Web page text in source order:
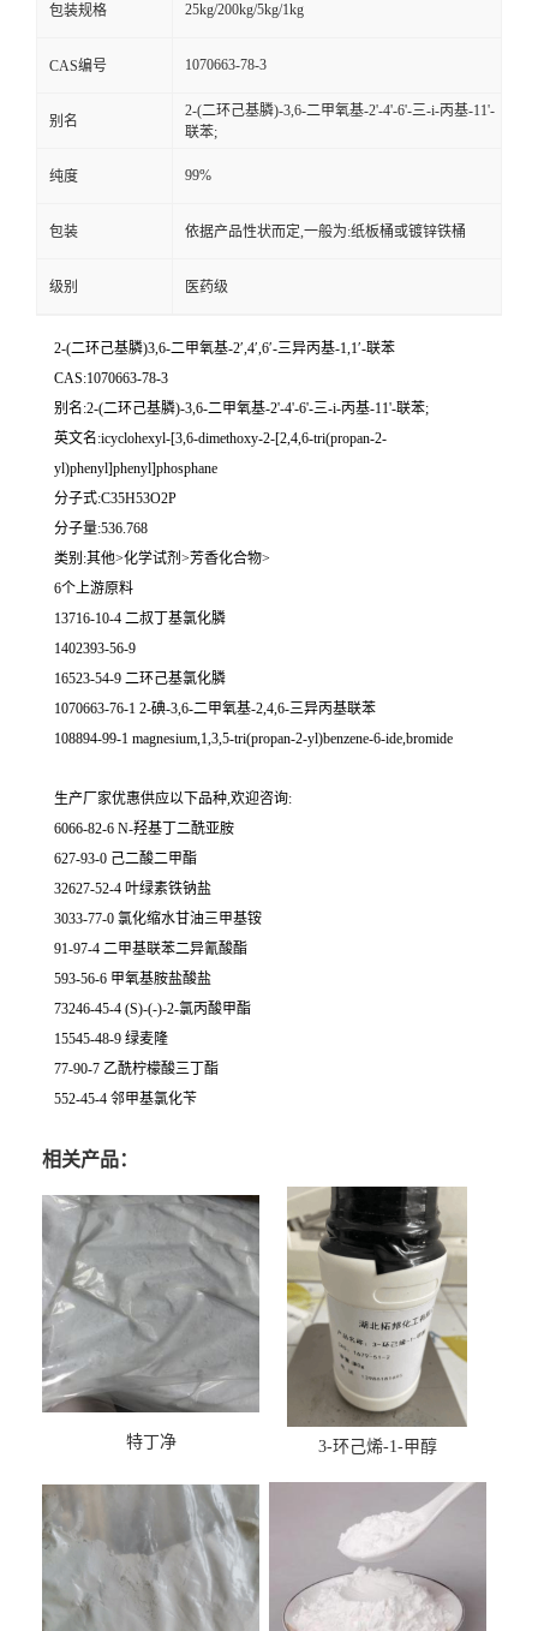
包装规格 25kg/200kg/5kg/1kg
CAS编号 1070663-78-3
别名
2-(二环己基膦)-3,6-二甲氧基-2'-4'-6'-三-i-丙基-11'-
联苯;
纯度 99%
包装 依据产品性状而定,一般为:纸板桶或镀锌铁桶
级别 医药级
2-(二环己基膦)3,6-二甲氧基-2′,4′,6′-三异丙基-1,1′-联苯
CAS:1070663-78-3
别名:2-(二环己基膦)-3,6-二甲氧基-2'-4'-6'-三-i-丙基-11'-联苯;
英文名:icyclohexyl-[3,6-dimethoxy-2-[2,4,6-tri(propan-2-
yl)phenyl]phenyl]phosphane
分子式:C35H53O2P
分子量:536.768
类别:其他>化学试剂>芳香化合物>
6个上游原料
13716-10-4 二叔丁基氯化膦
1402393-56-9
16523-54-9 二环己基氯化膦
1070663-76-1 2-碘-3,6-二甲氧基-2,4,6-三异丙基联苯
108894-99-1 magnesium,1,3,5-tri(propan-2-yl)benzene-6-ide,bromide
生产厂家优惠供应以下品种,欢迎咨询:
6066-82-6 N-羟基丁二酰亚胺
627-93-0 己二酸二甲酯
32627-52-4 叶绿素铁钠盐
3033-77-0 氯化缩水甘油三甲基铵
91-97-4 二甲基联苯二异氰酸酯
593-56-6 甲氧基胺盐酸盐
73246-45-4 (S)-(-)-2-氯丙酸甲酯
15545-48-9 绿麦隆
77-90-7 乙酰柠檬酸三丁酯
552-45-4 邻甲基氯化苄
相关产品：
特丁净 3-环己烯-1-甲醇